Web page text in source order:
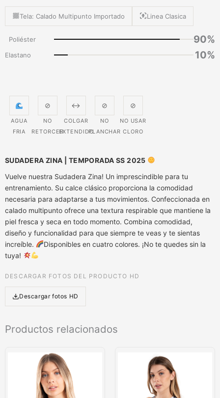
Tela: Calado Multipunto Importado Linea Clasica
Poliéster 90%
Elastano 10%
AGUA
FRIA
⊘
NO
RETORCER
↔
COLGAR
EXTENDIDO
⊘
NO
PLANCHAR
⊘
NO USAR
CLORO
SUDADERA ZINA | TEMPORADA SS 2025
Vuelve nuestra Sudadera Zina! Un imprescindible para tu
entrenamiento. Su calce clásico proporciona la comodidad
necesaria para adaptarse a tus movimientos. Confeccionada en
calado multipunto ofrece una textura respirable que mantiene la
piel fresca y seca en todo momento. Combina comodidad,
diseño y funcionalidad para que siempre te veas y te sientas
increíble.
Disponibles en cuatro colores. ¡No te quedes sin la
tuya!
DESCARGAR FOTOS DEL PRODUCTO HD
Descargar fotos HD
Productos relacionados